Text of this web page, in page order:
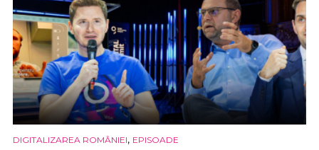
DIGITALIZAREA ROMÂNIEI, EPISOADE